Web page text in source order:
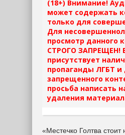
(18+) Внимание!
может содержать
только для
Для
просмотр данного
СТРОГО ЗАПРЕЩЕН!
присутствует
пропаганды ЛГБТ и
запрещенного
просьба написать
удаления
«Местечко Голтва стоит